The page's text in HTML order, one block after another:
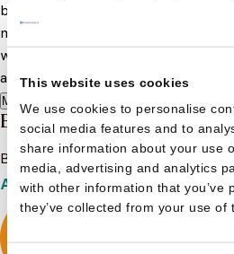
This website uses cookies
We use cookies to personalise
social media features and to
share information about your use
media, advertising and analytics
with other information that you’ve
they’ve collected from your use of
boekjes beschikken over de
mogelijk interactie met je kind.
we meerdere Bumba boeken op
aanbod en koop een leuk Bumba
Meer lezen
Bumba
Bekijk het boeken aanbod van
Aanbod